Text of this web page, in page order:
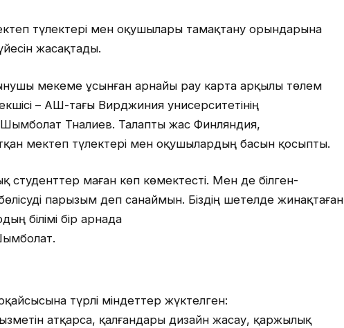
түлектері мен оқушылары тамақтану орындарына
жасақтады.
мекеме ұсынған арнайы pау карта арқылы төлем
– АҚШ-тағы Вирджиния унисерситетінің
Шымболат Тналиев. Талапты жас Финляндия,
мектеп түлектері мен оқушылардың басын қосыпты.
студенттер маған көп көмектесті. Мен де білген-
парызым деп санаймын. Біздің шетелде жинақтаған
білімі бір арнада
түрлі міндеттер жүктелген:
атқарса, қалғандары дизайн жасау, қаржылық